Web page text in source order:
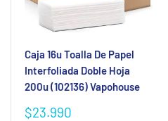
Caja 16u Toalla De Papel
Interfoliada Doble Hoja
200u (102136) Vapohouse
Precio
$23.990